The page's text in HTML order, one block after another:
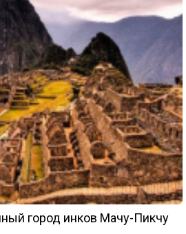
город инков Мачу-Пикчу